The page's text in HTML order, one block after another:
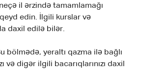
il ərzində tamamlamağı
edin. İlgili kurslar və
daxil edilə bilər.
bölmədə, yeraltı qazma ilə bağlı
və digər ilgili bacarıqlarınızı daxil